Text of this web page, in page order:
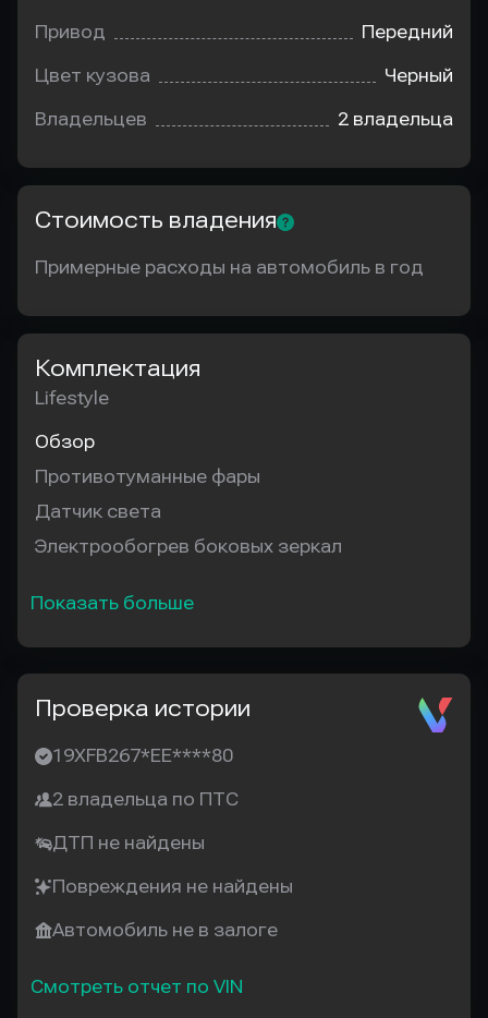
Привод Передний
Цвет кузова Черный
Владельцев 2 владельца
Стоимость владения
Примерные расходы на автомобиль в год
Комплектация
Lifestyle
Обзор
Противотуманные фары
Датчик света
Электрообогрев боковых зеркал
Показать больше
Проверка истории
19XFB267*EE****80
2 владельца по ПТС
ДТП не найдены
Повреждения не найдены
Автомобиль не в залоге
Смотреть отчет по VIN